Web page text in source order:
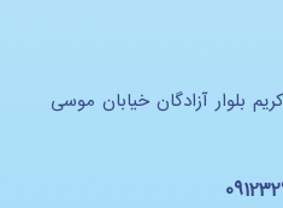
بلوار آزادگان خیابان موسی